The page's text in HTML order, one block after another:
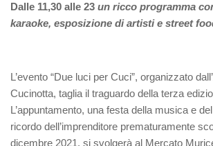
Dalle 11,30 alle 23 un ricco programma
karaoke, esposizione di artisti e street
L’evento “Due luci per Cuci”, organizzato
Cucinotta, taglia il traguardo della terza
L’appuntamento, una festa della musica e
ricordo dell’imprenditore prematuramente
dicembre 2021, si svolgerà al Mercato